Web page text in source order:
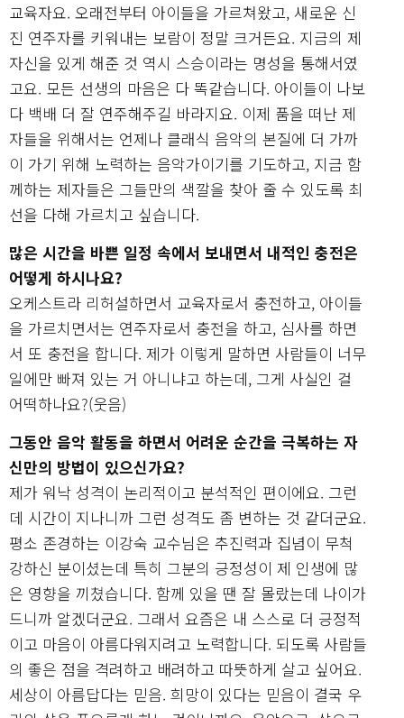
교육자요. 오래전부터 아이들을 가르쳐왔고, 새로운 신
진 연주자를 키워내는 보람이 정말 크거든요. 지금의 제
자신을 있게 해준 것 역시 스승이라는 명성을 통해서였
고요. 모든 선생의 마음은 다 똑같습니다. 아이들이 나보
다 백배 더 잘 연주해주길 바라지요. 이제 품을 떠난 제
자들을 위해서는 언제나 클래식 음악의 본질에 더 가까
이 가기 위해 노력하는 음악가이기를 기도하고, 지금 함
께하는 제자들은 그들만의 색깔을 찾아 줄 수 있도록 최
선을 다해 가르치고 싶습니다.
많은 시간을 바쁜 일정 속에서 보내면서 내적인 충전은
어떻게 하시나요?
오케스트라 리허설하면서 교육자로서 충전하고, 아이들
을 가르치면서는 연주자로서 충전을 하고, 심사를 하면
서 또 충전을 합니다. 제가 이렇게 말하면 사람들이 너무
일에만 빠져 있는 거 아니냐고 하는데, 그게 사실인 걸
어떡하나요?(웃음)
그동안 음악 활동을 하면서 어려운 순간을 극복하는 자
신만의 방법이 있으신가요?
제가 워낙 성격이 논리적이고 분석적인 편이에요. 그런
데 시간이 지나니까 그런 성격도 좀 변하는 것 같더군요.
평소 존경하는 이강숙 교수님은 추진력과 집념이 무척
강하신 분이셨는데 특히 그분의 긍정성이 제 인생에 많
은 영향을 끼쳤습니다. 함께 있을 땐 잘 몰랐는데 나이가
드니까 알겠더군요. 그래서 요즘은 내 스스로 더 긍정적
이고 마음이 아름다워지려고 노력합니다. 되도록 사람들
의 좋은 점을 격려하고 배려하고 따뜻하게 살고 싶어요.
세상이 아름답다는 믿음. 희망이 있다는 믿음이 결국 우